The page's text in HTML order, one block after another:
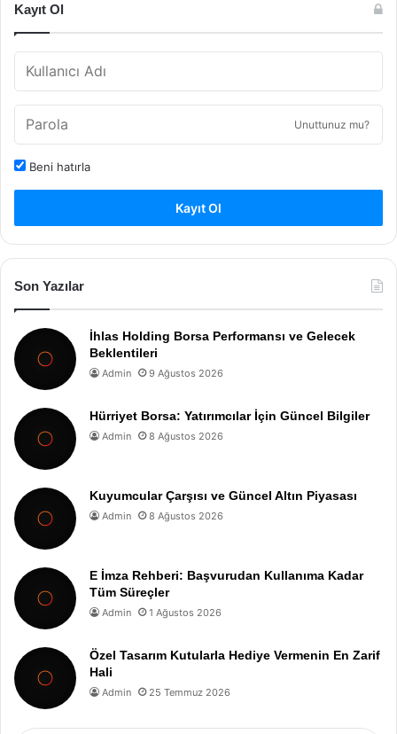
Kayıt Ol
Unuttunuz mu?
Beni hatırla
Kayıt Ol
Son Yazılar
İhlas Holding Borsa Performansı ve Gelecek
Beklentileri
Admin 9 Ağustos 2026
Hürriyet Borsa: Yatırımcılar İçin Güncel Bilgiler
Admin 8 Ağustos 2026
Kuyumcular Çarşısı ve Güncel Altın Piyasası
Admin 8 Ağustos 2026
E İmza Rehberi: Başvurudan Kullanıma Kadar
Tüm Süreçler
Admin 1 Ağustos 2026
Özel Tasarım Kutularla Hediye Vermenin En Zarif
Hali
Admin 25 Temmuz 2026